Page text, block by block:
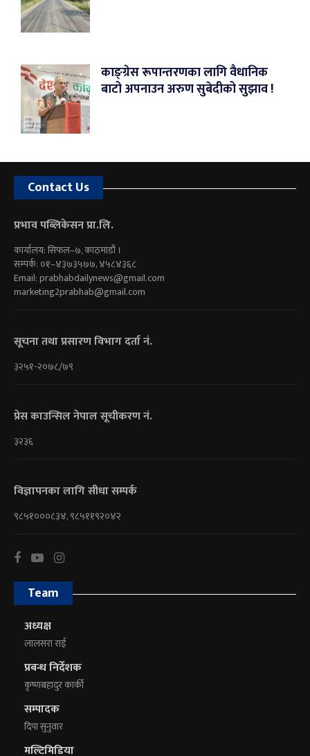
काङ्ग्रेस रूपान्तरणका लागि वैधानिक
बाटो अपनाउन अरुण सुबेदीको सुझाव !
Contact Us
प्रभाव पब्लिकेसन प्रा.लि.
कार्यालय: सिफल–७, काठमाडौं ।
सम्पर्क: ०१–४३७३५७७, ४५८४३६८
Email:prabhabdailynews@gmail.com
marketing2prabhab@gmail.com
सूचना तथा प्रसारण विभाग दर्ता नं.
३२५१-२०७८/७९
प्रेस काउन्सिल नेपाल सूचीकरण नं.
३२३६
विज्ञापनका लागि सीधा सम्पर्क
९८५१०००८३४, ९८५११९२०४२
Team
अध्यक्ष
लालसरा राई
प्रबन्ध निर्देशक
कृष्णबहादुर कार्की
सम्पादक
दिपा सुनुवार
मल्टिमिडिया